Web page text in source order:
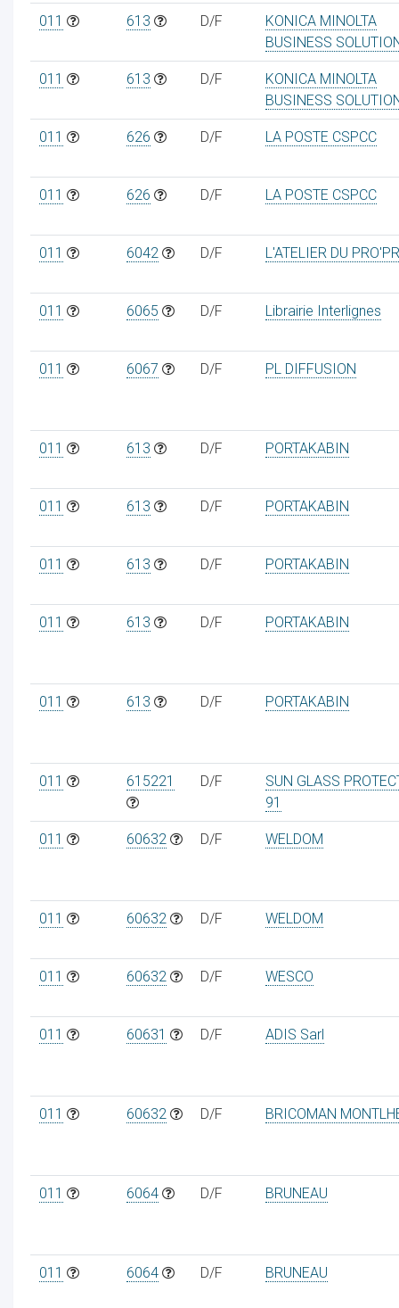
011 613 D/F
KONICA MINOLTA
BUSINESS
011 613 D/F
KONICA MINOLTA
BUSINESS
011 626 D/F LA POSTE CSPCC
011 626 D/F LA POSTE CSPCC
011 6042 D/F L'ATELIER DU
011 6065 D/F Librairie Interlignes
011 6067 D/F PL DIFFUSION
011 613 D/F PORTAKABIN
011 613 D/F PORTAKABIN
011 613 D/F PORTAKABIN
011 613 D/F PORTAKABIN
011 613 D/F PORTAKABIN
011 615221 D/F
SUN GLASS
91
011 60632 D/F WELDOM
011 60632 D/F WELDOM
011 60632 D/F WESCO
011 60631 D/F ADIS Sarl
011 60632 D/F BRICOMAN
011 6064 D/F BRUNEAU
011 6064 D/F BRUNEAU